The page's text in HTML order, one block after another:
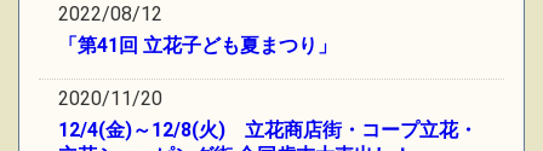
2022/08/12
「第41回 立花子ども夏まつり」
2020/11/20
12/4(金)～12/8(火) 立花商店街・コープ立花・